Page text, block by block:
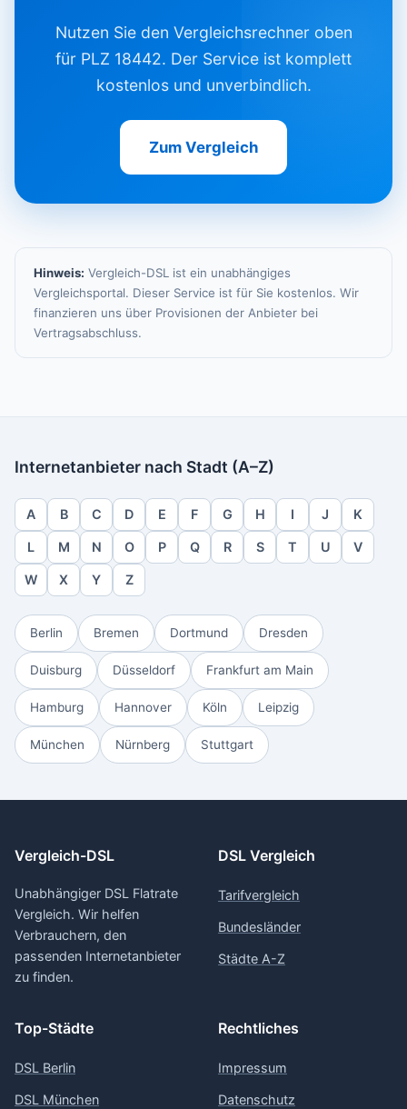
Nutzen Sie den Vergleichsrechner oben
für PLZ 18442. Der Service ist komplett
kostenlos und unverbindlich.
Zum Vergleich
Hinweis: Vergleich-DSL ist ein unabhängiges
Vergleichsportal. Dieser Service ist für Sie kostenlos. Wir
finanzieren uns über Provisionen der Anbieter bei
Vertragsabschluss.
Internetanbieter nach Stadt (A–Z)
A B C D E F G H I J K
L M N O P Q R S T U V
W X Y Z
Berlin Bremen Dortmund Dresden
Duisburg Düsseldorf Frankfurt am Main
Hamburg Hannover Köln Leipzig
München Nürnberg Stuttgart
Vergleich-DSL
Unabhängiger DSL Flatrate
Vergleich. Wir helfen
Verbrauchern, den
passenden Internetanbieter
zu finden.
DSL Vergleich
Tarifvergleich
Bundesländer
Städte A-Z
Top-Städte
DSL Berlin
DSL München
Rechtliches
Impressum
Datenschutz